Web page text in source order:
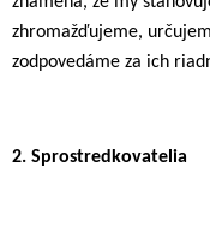
zhromažďujeme,
zodpovedáme za ich
2. Sprostredkovatelia